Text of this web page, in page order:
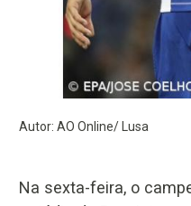
Autor: AO Online/ Lusa
Na sexta-feira, o